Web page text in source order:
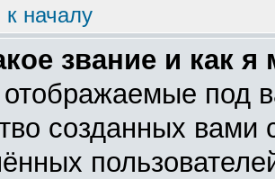
к началу
звание и как я
отображаемые под
созданных